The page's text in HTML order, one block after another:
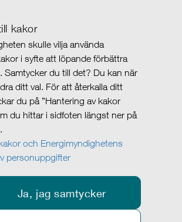
kakor
skulle vilja använda
i syfte att löpande förbättra
Samtycker du till det? Du kan när
ditt val. För att återkalla ditt
du på ”Hantering av kakor
du hittar i sidfoten längst ner på
och Energimyndighetens
personuppgifter
Ja, jag samtycker